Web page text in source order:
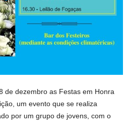
de dezembro as Festas em Honra
um evento que se realiza
por um grupo de jovens, com o